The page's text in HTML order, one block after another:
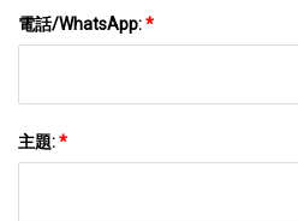
電話/WhatsApp:*
主題:*